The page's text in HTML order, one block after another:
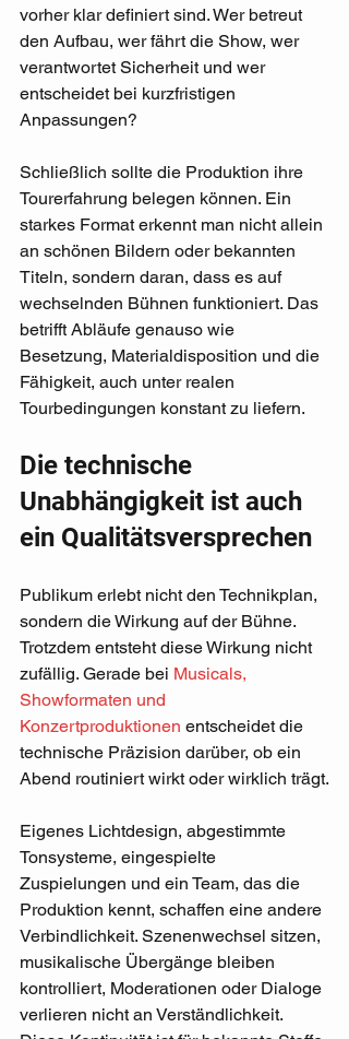
vorher klar definiert sind. Wer betreut
den Aufbau, wer fährt die Show, wer
verantwortet Sicherheit und wer
entscheidet bei kurzfristigen
Anpassungen?
Schließlich sollte die Produktion ihre
Tourerfahrung belegen können. Ein
starkes Format erkennt man nicht allein
an schönen Bildern oder bekannten
Titeln, sondern daran, dass es auf
wechselnden Bühnen funktioniert. Das
betrifft Abläufe genauso wie
Besetzung, Materialdisposition und die
Fähigkeit, auch unter realen
Tourbedingungen konstant zu liefern.
Die technische
Unabhängigkeit ist auch
ein Qualitätsversprechen
Publikum erlebt nicht den Technikplan,
sondern die Wirkung auf der Bühne.
Trotzdem entsteht diese Wirkung nicht
zufällig. Gerade bei Musicals,
Showformaten und
Konzertproduktionen entscheidet die
technische Präzision darüber, ob ein
Abend routiniert wirkt oder wirklich trägt.
Eigenes Lichtdesign, abgestimmte
Tonsysteme, eingespielte
Zuspielungen und ein Team, das die
Produktion kennt, schaffen eine andere
Verbindlichkeit. Szenenwechsel sitzen,
musikalische Übergänge bleiben
kontrolliert, Moderationen oder Dialoge
verlieren nicht an Verständlichkeit.